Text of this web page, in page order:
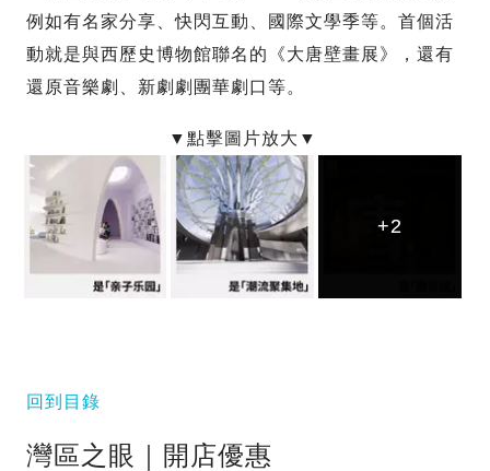
例如有名家分享、快閃互動、國際文學季等。首個活
動就是與西歷史博物館聯名的《大唐壁畫展》，還有
還原音樂劇、新劇劇團華劇口等。
+2
+2
+2
回到目錄
灣區之眼｜開店優惠